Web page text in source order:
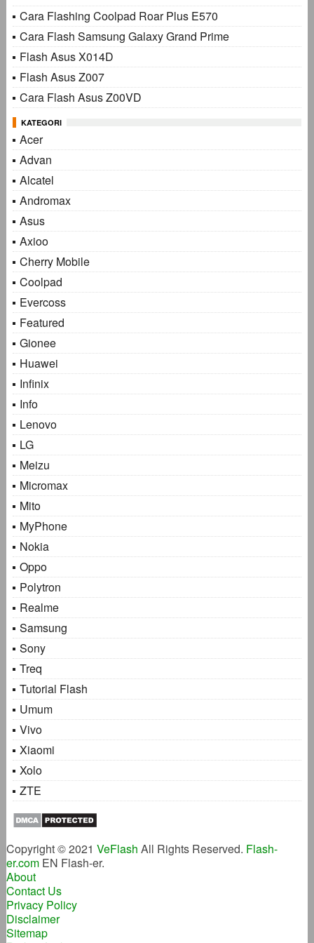
Cara Flashing Coolpad Roar Plus E570
Cara Flash Samsung Galaxy Grand Prime
Flash Asus X014D
Flash Asus Z007
Cara Flash Asus Z00VD
KATEGORI
Acer
Advan
Alcatel
Andromax
Asus
Axioo
Cherry Mobile
Coolpad
Evercoss
Featured
Gionee
Huawei
Infinix
Info
Lenovo
LG
Meizu
Micromax
Mito
MyPhone
Nokia
Oppo
Polytron
Realme
Samsung
Sony
Treq
Tutorial Flash
Umum
Vivo
Xiaomi
Xolo
ZTE
Copyright © 2021 VeFlash All Rights Reserved. Flash-
er.comEN Flash-er.
About
Contact Us
Privacy Policy
Disclaimer
Sitemap